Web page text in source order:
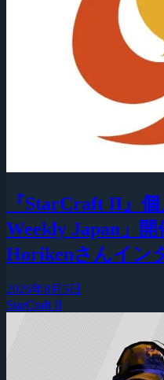
『StarCraft II』
Weekly Japan」
Horikenさんイン
2026年8月5日
StarCraft II